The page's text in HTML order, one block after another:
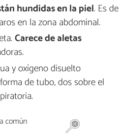
hundidas en la piel. Es de
en la zona abdominal.
Carece de aletas
y oxígeno disuelto
de tubo, dos sobre el